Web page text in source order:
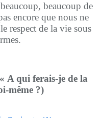
beaucoup de
encore que nous ne
respect de la vie sous
A qui ferais-je de la
même ?)